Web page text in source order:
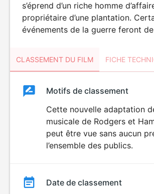
s’éprend d’un riche homme
propriétaire d’une plantation.
événements de la guerre feront
CLASSEMENT DU FILM FICHE
ClassementClassement
Motifs de classement
Cette nouvelle adaptation
musicale de Rodgers et
peut être vue sans aucun
l’ensemble des publics.
Date de classement